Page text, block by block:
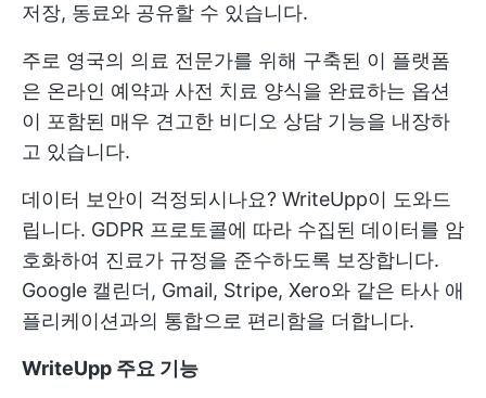
저장, 동료와 공유할 수 있습니다.
주로 영국의 의료 전문가를 위해 구축된 이 플랫폼
은 온라인 예약과 사전 치료 양식을 완료하는 옵션
이 포함된 매우 견고한 비디오 상담 기능을 내장하
고 있습니다.
데이터 보안이 걱정되시나요? WriteUpp이 도와드
립니다. GDPR 프로토콜에 따라 수집된 데이터를 암
호화하여 진료가 규정을 준수하도록 보장합니다.
Google 캘린더, Gmail, Stripe, Xero와 같은 타사 애
플리케이션과의 통합으로 편리함을 더합니다.
WriteUpp 주요 기능